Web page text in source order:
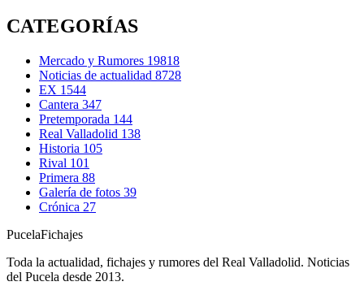
CATEGORÍAS
Mercado y Rumores 19818
Noticias de actualidad 8728
EX 1544
Cantera 347
Pretemporada 144
Real Valladolid 138
Historia 105
Rival 101
Primera 88
Galería de fotos 39
Crónica 27
PucelaFichajes
Toda la actualidad, fichajes y rumores del Real Valladolid. Noticias
del Pucela desde 2013.